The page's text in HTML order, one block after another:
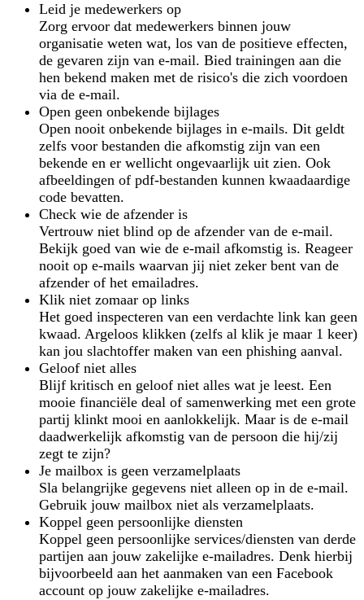
Leid je medewerkers op
Zorg ervoor dat medewerkers binnen jouw
organisatie weten wat, los van de positieve effecten,
de gevaren zijn van e-mail. Bied trainingen aan die
hen bekend maken met de risico's die zich voordoen
via de e-mail.
Open geen onbekende bijlages
Open nooit onbekende bijlages in e-mails. Dit geldt
zelfs voor bestanden die afkomstig zijn van een
bekende en er wellicht ongevaarlijk uit zien. Ook
afbeeldingen of pdf-bestanden kunnen kwaadaardige
code bevatten.
Check wie de afzender is
Vertrouw niet blind op de afzender van de e-mail.
Bekijk goed van wie de e-mail afkomstig is. Reageer
nooit op e-mails waarvan jij niet zeker bent van de
afzender of het emailadres.
Klik niet zomaar op links
Het goed inspecteren van een verdachte link kan geen
kwaad. Argeloos klikken (zelfs al klik je maar 1 keer)
kan jou slachtoffer maken van een phishing aanval.
Geloof niet alles
Blijf kritisch en geloof niet alles wat je leest. Een
mooie financiële deal of samenwerking met een grote
partij klinkt mooi en aanlokkelijk. Maar is de e-mail
daadwerkelijk afkomstig van de persoon die hij/zij
zegt te zijn?
Je mailbox is geen verzamelplaats
Sla belangrijke gegevens niet alleen op in de e-mail.
Gebruik jouw mailbox niet als verzamelplaats.
Koppel geen persoonlijke diensten
Koppel geen persoonlijke services/diensten van derde
partijen aan jouw zakelijke e-mailadres. Denk hierbij
bijvoorbeeld aan het aanmaken van een Facebook
account op jouw zakelijke e-mailadres.